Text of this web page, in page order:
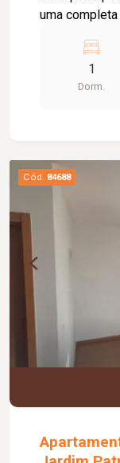
uma
com box em
com armário,
com sacada,
lazer,
lavanderia,
24 horas,
1
Dorm.
Cód. 84688